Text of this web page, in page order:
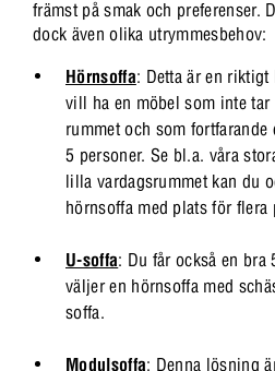
främst på smak och preferenser.
dock även olika utrymmesbehov:
Hörnsoffa: Detta är en
vill ha en möbel som inte
rummet och som
5 personer. Se bl.a. våra
lilla vardagsrummet kan du
hörnsoffa med plats för flera
U-soffa: Du får också en
väljer en hörnsoffa med
soffa.
Modulsoffa: Denna lösning